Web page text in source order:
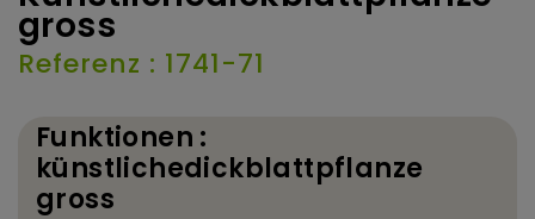
gross
Referenz : 1741-71
Funktionen :
künstlichedickblattpflanze
gross